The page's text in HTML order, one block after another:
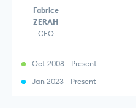
Fabrice
ZERAH
CEO
- -
Oct 2008 - Present
Jan 2023 - Present